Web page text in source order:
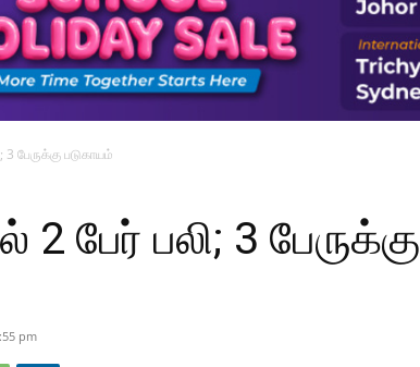
பேருக்கு படுகாயம்
பேர் பலி; 3 பேருக்கு
pm